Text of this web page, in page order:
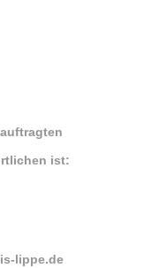
ist:
lippe.de